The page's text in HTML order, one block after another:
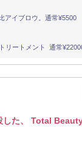
アイブロウ。通常¥5500
リートメント 通常
した、 Total